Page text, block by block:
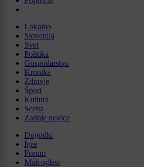
Lokalno
Slovenija
Svet
Politika
Gospodarstvo
Kronika
Zdravje
Šport
Kultura
Scena
Zadnje novice
Dogodki
Igre
Forum
Mali oglasi